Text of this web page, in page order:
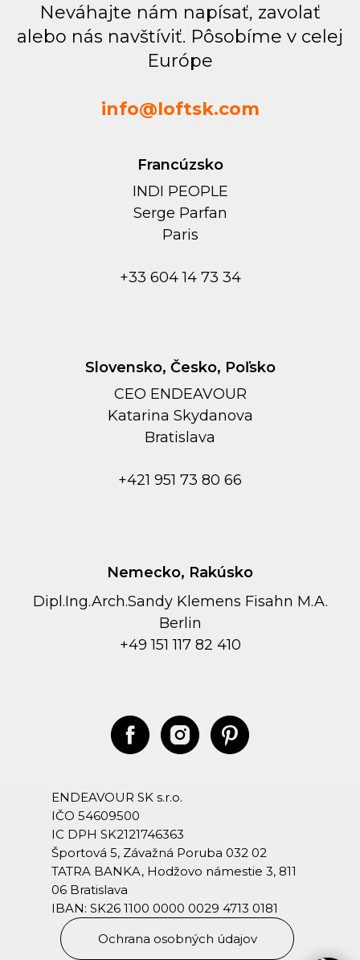
Neváhajte nám napísať, zavolať
alebo nás navštíviť. Pôsobíme v celej
Európe
info@loftsk.com
Francúzsko
INDI PEOPLE
Serge Parfan
Paris
+33 604 14 73 34
Slovensko, Česko, Poľsko
CEO ENDEAVOUR
Kаtarina Skydanova
Bratislava
+421 951 73 80 66
Nemecko, Rakúsko
Dipl.Ing.Arch.Sandy Klemens Fisahn M.A.
Berlin
+49 151 117 82 410
Ochrana osobných údajov
ENDEAVOUR SK s.r.o.
IČO 54609500
IC DPH SK2121746363
Športová 5, Závažná Poruba 032 02
TATRA BANKA, Hodžovo námestie 3, 811
06 Bratislava
IBAN: SK26 1100 0000 0029 4713 0181